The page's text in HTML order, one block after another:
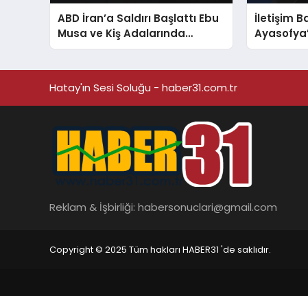
ABD İran’a Saldırı Başlattı Ebu
Musa ve Kiş Adalarında
Patlamalar Duyuldu
İletişim
Hatay'ın Sesi Soluğu - haber31.com.tr
Reklam & İşbirliği: habersonuclari@gmail.com
Copyright © 2025 Tüm hakları HABER31 'de saklıdır.